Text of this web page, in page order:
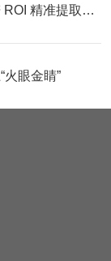
建模效果差？一文吃透高光谱 ROI 精准提取方法
眼金睛”